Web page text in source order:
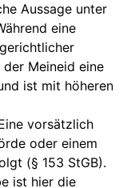
Aussage unter
eine
Meineid eine
ist mit höheren
vorsätzlich
oder einem
(§ 153 StGB).
ist hier die